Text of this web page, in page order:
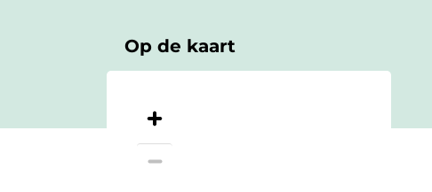
Op de kaart